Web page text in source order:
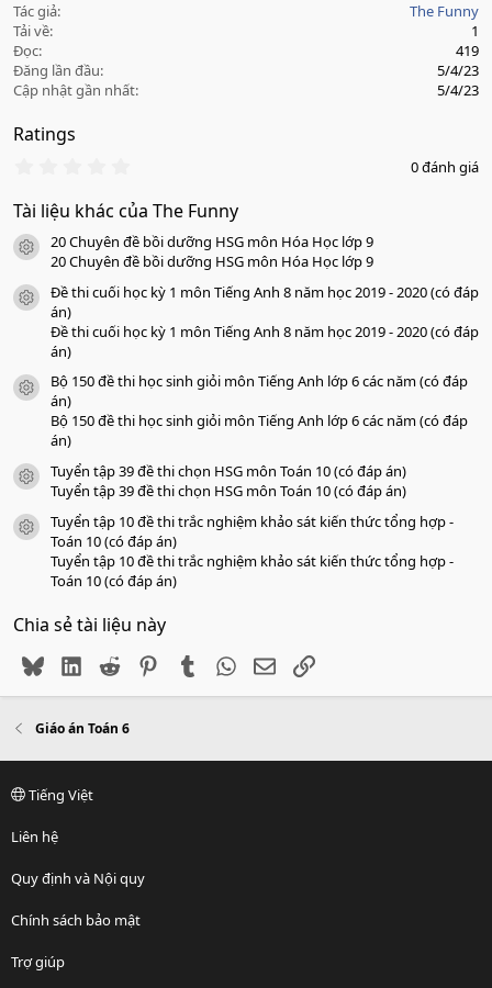
Tác giả
The Funny
Tải về
1
Đọc
419
Đăng lần đầu
5/4/23
Cập nhật gần nhất
5/4/23
Ratings
0
0
s
a
o
0 đánh giá
Tài liệu khác của The Funny
icon tài liệu
20 Chuyên đề bồi dưỡng HSG môn Hóa Học lớp 9
20 Chuyên đề bồi dưỡng HSG môn Hóa Học lớp 9
icon tài liệu
Đề thi cuối học kỳ 1 môn Tiếng Anh 8 năm học 2019 - 2020 (có đáp
án)
Đề thi cuối học kỳ 1 môn Tiếng Anh 8 năm học 2019 - 2020 (có đáp
án)
icon tài liệu
Bộ 150 đề thi học sinh giỏi môn Tiếng Anh lớp 6 các năm (có đáp
án)
Bộ 150 đề thi học sinh giỏi môn Tiếng Anh lớp 6 các năm (có đáp
án)
icon tài liệu
Tuyển tập 39 đề thi chọn HSG môn Toán 10 (có đáp án)
Tuyển tập 39 đề thi chọn HSG môn Toán 10 (có đáp án)
icon tài liệu
Tuyển tập 10 đề thi trắc nghiệm khảo sát kiến thức tổng hợp -
Toán 10 (có đáp án)
Tuyển tập 10 đề thi trắc nghiệm khảo sát kiến thức tổng hợp -
Toán 10 (có đáp án)
Chia sẻ tài liệu này
BlueskyLinkedIn
Reddit PinterestTumblr WhatsApp
EmailLink
Giáo án Toán 6
Tiếng Việt
Liên hệ
Quy định và Nội quy
Chính sách bảo mật
Trợ giúp